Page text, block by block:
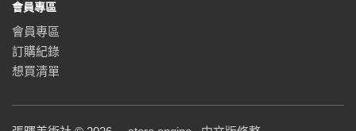
會員專區
會員專區
訂購紀錄
想買清單